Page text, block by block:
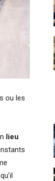
ou les
lieu